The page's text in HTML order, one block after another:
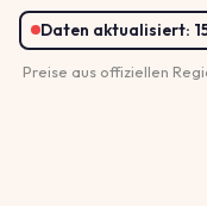
Daten aktualisiert:
Preise aus offiziellen